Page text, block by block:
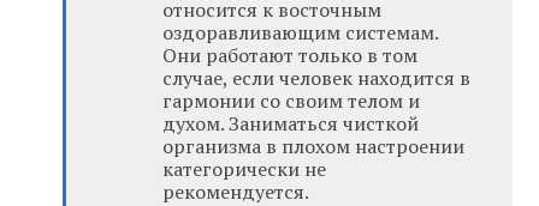
относится к восточным
оздоравливающим системам.
Они работают только в том
случае, если человек находится в
гармонии со своим телом и
духом. Заниматься чисткой
организма в плохом настроении
категорически не
рекомендуется.